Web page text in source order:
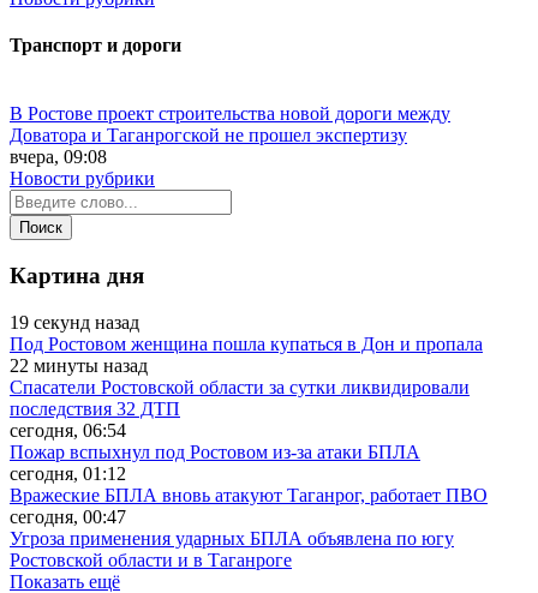
Транспорт и дороги
В Ростове проект строительства новой дороги между
Доватора и Таганрогской не прошел экспертизу
вчера, 09:08
Новости рубрики
Картина дня
19 секунд назад
Под Ростовом женщина пошла купаться в Дон и пропала
22 минуты назад
Спасатели Ростовской области за сутки ликвидировали
последствия 32 ДТП
сегодня, 06:54
Пожар вспыхнул под Ростовом из-за атаки БПЛА
сегодня, 01:12
Вражеские БПЛА вновь атакуют Таганрог, работает ПВО
сегодня, 00:47
Угроза применения ударных БПЛА объявлена по югу
Ростовской области и в Таганроге
Показать ещё